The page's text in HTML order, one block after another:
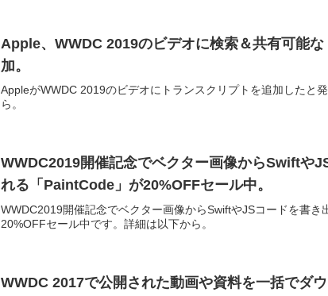
Apple、WWDC 2019のビデオに検索＆共有可能
加。
AppleがWWDC 2019のビデオにトランスクリプトを追加したと
ら。
WWDC2019開催記念でベクター画像からSwiftや
れる「PaintCode」が20%OFFセール中。
WWDC2019開催記念でベクター画像からSwiftやJSコードを書き
20%OFFセール中です。詳細は以下から。
WWDC 2017で公開された動画や資料を一括でダ